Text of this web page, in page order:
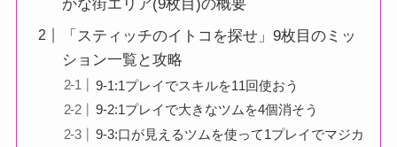
かな街エリア(9枚目)の概要
「スティッチのイトコを探せ」9枚目のミッ
ション一覧と攻略
9-1:1プレイでスキルを11回使おう
9-2:1プレイで大きなツムを4個消そう
9-3:口が見えるツムを使って1プレイでマジカ